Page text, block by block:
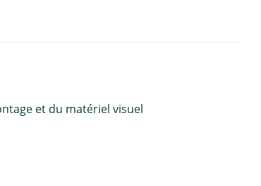
et du matériel visuel